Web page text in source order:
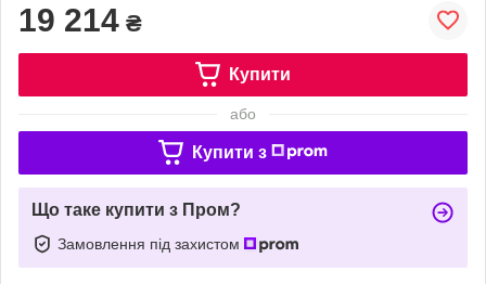
19 214 ₴
Купити
або
Купити з
Що таке купити з Пром?
Замовлення під захистом